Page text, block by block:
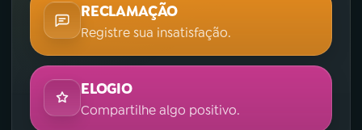
RECLAMAÇÃO
Registre sua insatisfação.
ELOGIO
Compartilhe algo positivo.